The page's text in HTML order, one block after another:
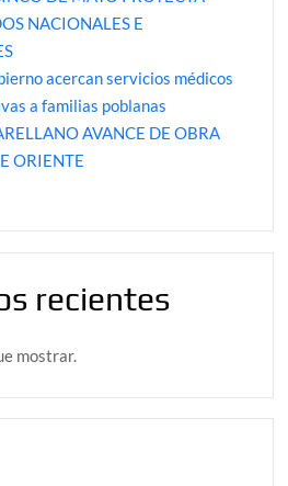
NACIONALES E
acercan servicios médicos
a familias poblanas
AVANCE DE OBRA
ORIENTE
recientes
mostrar.